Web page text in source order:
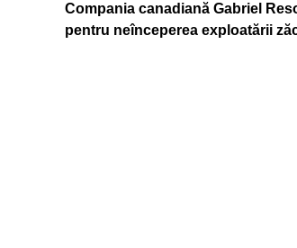
Compania canadiană Gabriel
pentru neînceperea exploatării